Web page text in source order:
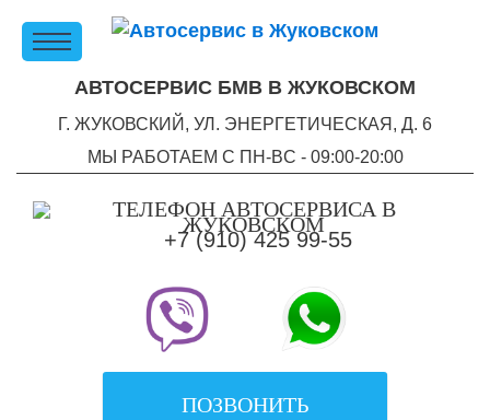
АВТОСЕРВИС БМВ В ЖУКОВСКОМ
Г. ЖУКОВСКИЙ, УЛ. ЭНЕРГЕТИЧЕСКАЯ, Д. 6
МЫ РАБОТАЕМ С ПН-ВC - 09:00-20:00
+7 (910) 425 99-55
ПОЗВОНИТЬ